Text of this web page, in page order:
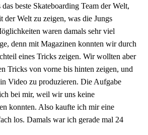
beste Skateboarding Team der Welt,
der Welt zu zeigen, was die Jungs
waren damals sehr viel
denn mit Magazinen konnten wir durch
eines Tricks zeigen. Wir wollten aber
Tricks von vorne bis hinten zeigen, und
Video zu produzieren. Die Aufgabe
bei mir, weil wir uns keine
konnten. Also kaufte ich mir eine
los. Damals war ich gerade mal 24